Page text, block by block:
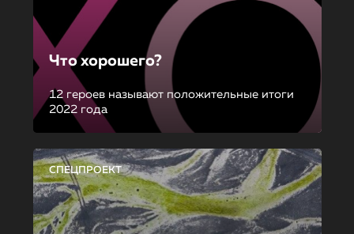
Что хорошего?
12 героев называют положительные итоги
2022 года
СПЕЦПРОЕКТ